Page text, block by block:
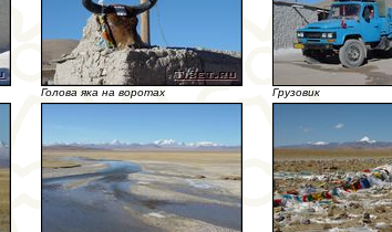
Голова яка на воротах Грузовик